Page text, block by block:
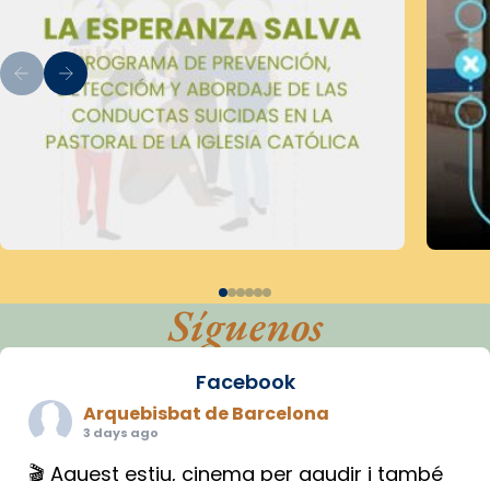
Síguenos
Facebook
Arquebisbat de Barcelona
3 days ago
🎬 Aquest estiu, cinema per gaudir i també